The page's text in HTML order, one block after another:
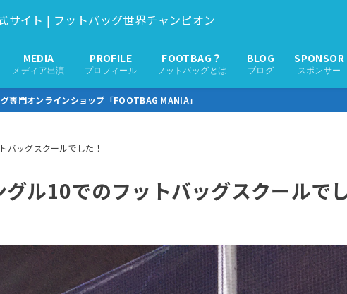
サイト | フットバッグ世界チャンピオン
MEDIA
メディア出演
PROFILE
プロフィール
FOOTBAG？
フットバッグとは
BLOG
ブログ
SPONSOR
スポンサー
専門オンラインショップ「FOOTBAG MANIA」
バッグスクールでした！
ル10でのフットバッグスクールで